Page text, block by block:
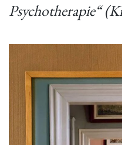
Psychotherapie“